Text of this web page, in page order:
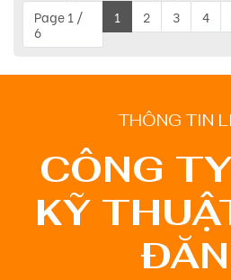
Page 1 /
6
1 2 3 4
THÔNG TIN
CÔNG
KỸ